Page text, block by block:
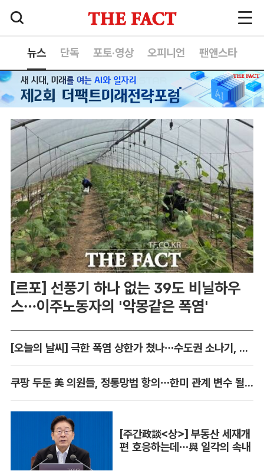
뉴스 단독 포토·영상 오피니언 팬앤스타
[르포] 선풍기 하나 없는 39도 비닐하우
스…이주노동자의 '악몽같은 폭염'
[오늘의 날씨] 극한 폭염 상한가 쳤나…수도권 소나기, 동해안에 폭우
쿠팡 두둔 美 의원들, 정통망법 항의…한미 관계 변수 될까
[주간政談<상>] 부동산 세재개
편 호응하는데…與 일각의 속내